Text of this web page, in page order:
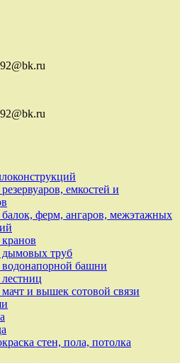
емкостей и
ферм, ангаров, межэтажных
дымовых труб
водонапорной башни
и вышек сотовой связи
стен, пола, потолка